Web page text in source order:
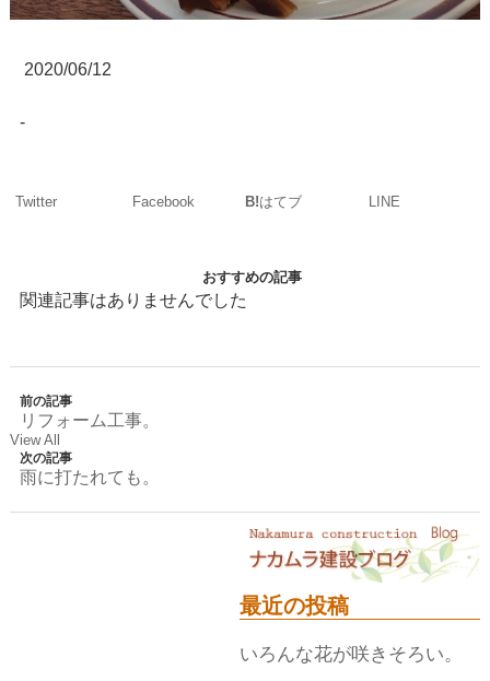
2020/06/12
-
Twitter Facebook B!はてブ LINE
おすすめの記事
関連記事はありませんでした
前の記事
リフォーム工事。
View All
次の記事
雨に打たれても。
最近の投稿
いろんな花が咲きそろい。